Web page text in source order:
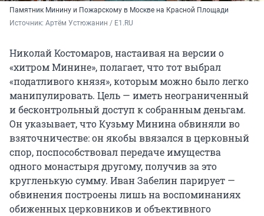
Памятник Минину и Пожарскому в Москве на Красной Площади
Источник: Артём Устюжанин / E1.RU
Николай Костомаров, настаивая на версии о
«хитром Минине», полагает, что тот выбрал
«податливого князя», которым можно было легко
манипулировать. Цель — иметь неограниченный
и бесконтрольный доступ к собранным деньгам.
Он указывает, что Кузьму Минина обвиняли во
взяточничестве: он якобы ввязался в церковный
спор, поспособствовал передаче имущества
одного монастыря другому, получив за это
кругленькую сумму. Иван Забелин парирует —
обвинения построены лишь на воспоминаниях
обиженных церковников и объективного